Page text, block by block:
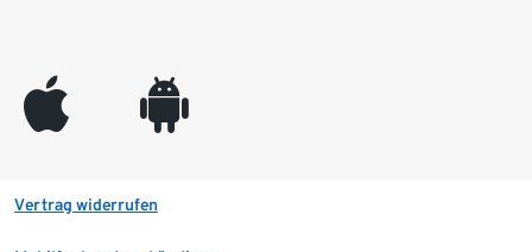
appleinc android
Vertrag widerrufen